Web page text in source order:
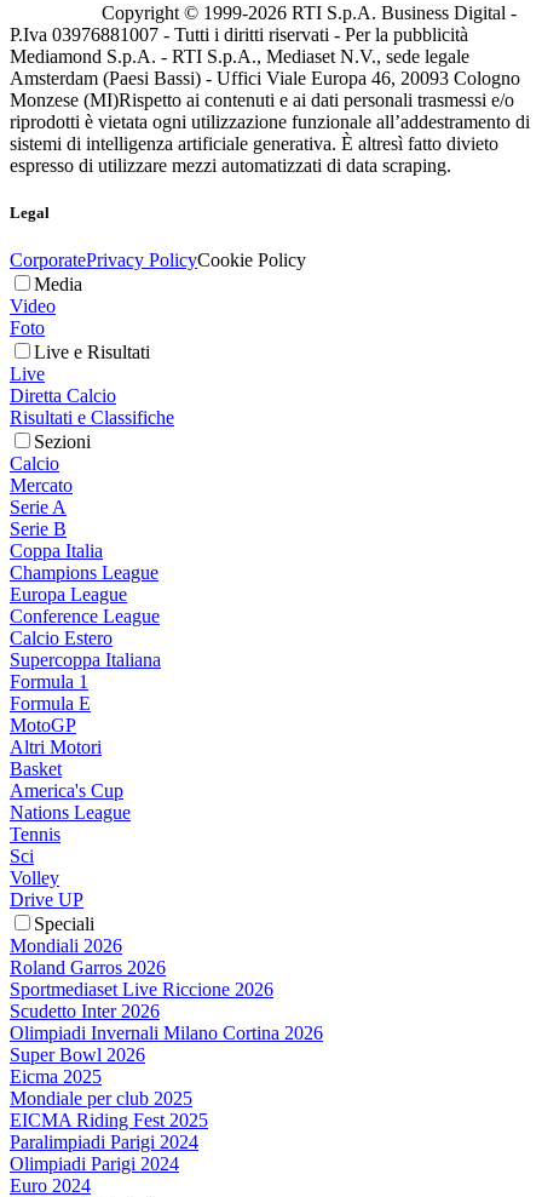
Copyright © 1999-2026 RTI S.p.A. Business Digital -
P.Iva 03976881007 - Tutti i diritti riservati - Per la pubblicità
Mediamond S.p.A. - RTI S.p.A., Mediaset N.V., sede legale
Amsterdam (Paesi Bassi) - Uffici Viale Europa 46, 20093 Cologno
Monzese (MI)Rispetto ai contenuti e ai dati personali trasmessi e/o
riprodotti è vietata ogni utilizzazione funzionale all’addestramento di
sistemi di intelligenza artificiale generativa. È altresì fatto divieto
espresso di utilizzare mezzi automatizzati di data scraping.
Legal
CorporatePrivacy PolicyCookie Policy
Media
Video
Foto
Live e Risultati
Live
Diretta Calcio
Risultati e Classifiche
Sezioni
Calcio
Mercato
Serie A
Serie B
Coppa Italia
Champions League
Europa League
Conference League
Calcio Estero
Supercoppa Italiana
Formula 1
Formula E
MotoGP
Altri Motori
Basket
America's Cup
Nations League
Tennis
Sci
Volley
Drive UP
Speciali
Mondiali 2026
Roland Garros 2026
Sportmediaset Live Riccione 2026
Scudetto Inter 2026
Olimpiadi Invernali Milano Cortina 2026
Super Bowl 2026
Eicma 2025
Mondiale per club 2025
EICMA Riding Fest 2025
Paralimpiadi Parigi 2024
Olimpiadi Parigi 2024
Euro 2024